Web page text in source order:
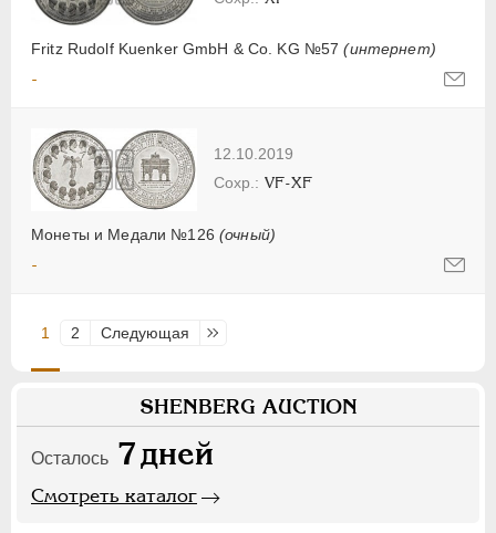
Fritz Rudolf Kuenker GmbH & Co. KG №57(интернет)
-
12.10.2019
Монеты и Медали №126 (очный)
VF-XF
-
1 2 Следующая Последняя
SHENBERG AUCTION
Осталось 7дней
Смотреть каталог